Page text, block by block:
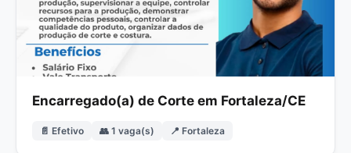
Encarregado(a) de Corte em Fortaleza/CE
📄 Efetivo 👥 1 vaga(s) 📍 Fortaleza